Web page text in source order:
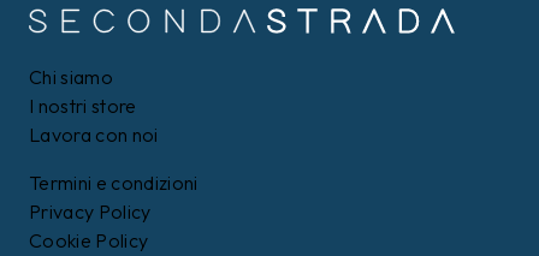
Chi siamo
I nostri store
Lavora con noi
Termini e condizioni
Privacy Policy
Cookie Policy